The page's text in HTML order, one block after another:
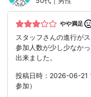
やや満足
スタッフさんの進行が
参加人数が少し少なか
出来ました。
投稿日時：2026-06-21
参加）